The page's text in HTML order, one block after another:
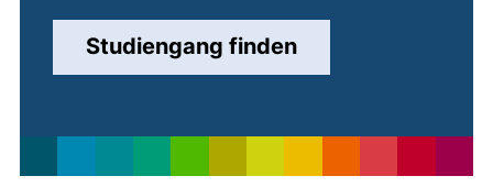
Studiengang finden